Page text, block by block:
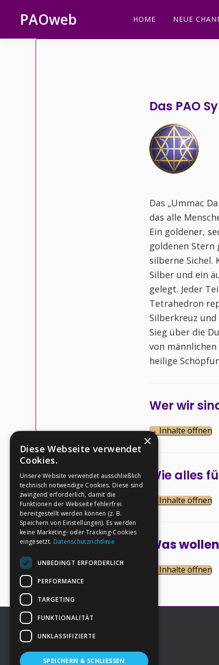
Hauptnavigation
springen
Inhalt
springen
Fußzeile
springen
PAOweb HOME NEUE
Das PAO
Das „Ummac
das alle
Ein goldener,
goldenen Stern
silberne Sichel.
Silber und ein
gelegt. Jeder
Tetrahedron
Silberkreuz
Sieg über die
von
heilige
Wer wir
→ Inhalte öffnen
Wie alles
→ Inhalte öffnen
Was
→ Inhalte öffnen
Footer →Deine Spende
×
Diese Webseite verwendet
Cookies.
Unsere Website verwendet ausschließlich
technisch notwendige Cookies. Diese sind
zwingend erforderlich, damit die
Funktionen der Webseite fehlerfrei
bereitgestellt werden können (z. B.
Speichern von Einstellungen). Es werden
keine Marketing- oder Tracking-Cookies
eingesetzt. Datenschutzrichtlinie
UNBEDINGT ERFORDERLICH
PERFORMANCE
TARGETING
FUNKTIONALITÄT
UNKLASSIFIZIERTE
SPEICHERN & SCHLIESSEN